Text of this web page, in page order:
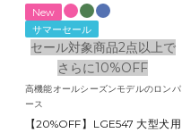
New
サマーセール
セール対象商品2点以上で
さらに10%OFF
高機能オールシーズンモデルのロンパ
ース
【20%OFF】LGE547 大型犬用